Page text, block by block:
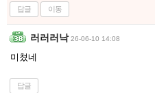
답글 이동
러러러낙 26-06-10 14:08
미쳤네
답글